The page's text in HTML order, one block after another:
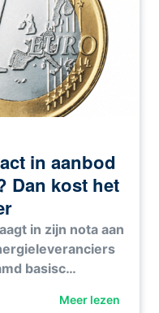
in aanbod
Dan kost het
in zijn nota aan
basisc…
Meer lezen